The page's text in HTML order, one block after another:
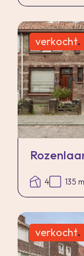
verkocht.
4 135
verkocht.